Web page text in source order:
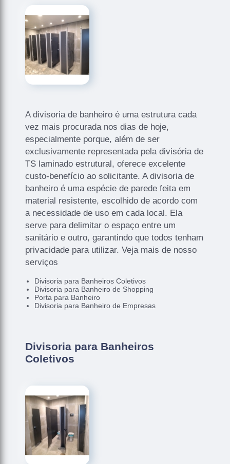
A divisoria de banheiro é uma estrutura cada
vez mais procurada nos dias de hoje,
especialmente porque, além de ser
exclusivamente representada pela divisória de
TS laminado estrutural, oferece excelente
custo-benefício ao solicitante. A divisoria de
banheiro é uma espécie de parede feita em
material resistente, escolhido de acordo com
a necessidade de uso em cada local. Ela
serve para delimitar o espaço entre um
sanitário e outro, garantindo que todos tenham
privacidade para utilizar. Veja mais de nosso
serviços
Divisoria para Banheiros Coletivos
Divisoria para Banheiro de Shopping
Porta para Banheiro
Divisoria para Banheiro de Empresas
Divisoria para Banheiros
Coletivos